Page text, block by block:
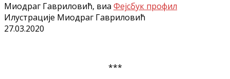
Миодраг Гавриловић, виа Фејсбук профил
Илустрације Миодраг Гавриловић
27.03.2020
***